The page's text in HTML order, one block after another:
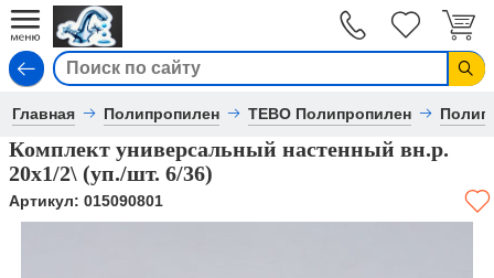
Главная Полипропилен TEBO Полипропилен
Комплект универсальный настенный вн.р.
20х1/2\ (уп./шт. 6/36)
Артикул: 015090801